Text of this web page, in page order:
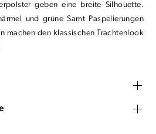
geben eine breite Silhouette.
und grüne Samt Paspelierungen
machen den klassischen Trachtenlook